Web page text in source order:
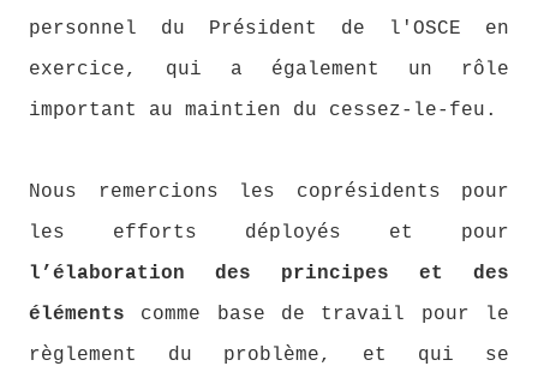
personnel du Président de l'OSCE en
exercice, qui a également un rôle
important au maintien du cessez-le-feu.
Nous remercions les coprésidents pour
les efforts déployés et pour
l’élaboration des principes et des
éléments comme base de travail pour le
règlement du problème, et qui se